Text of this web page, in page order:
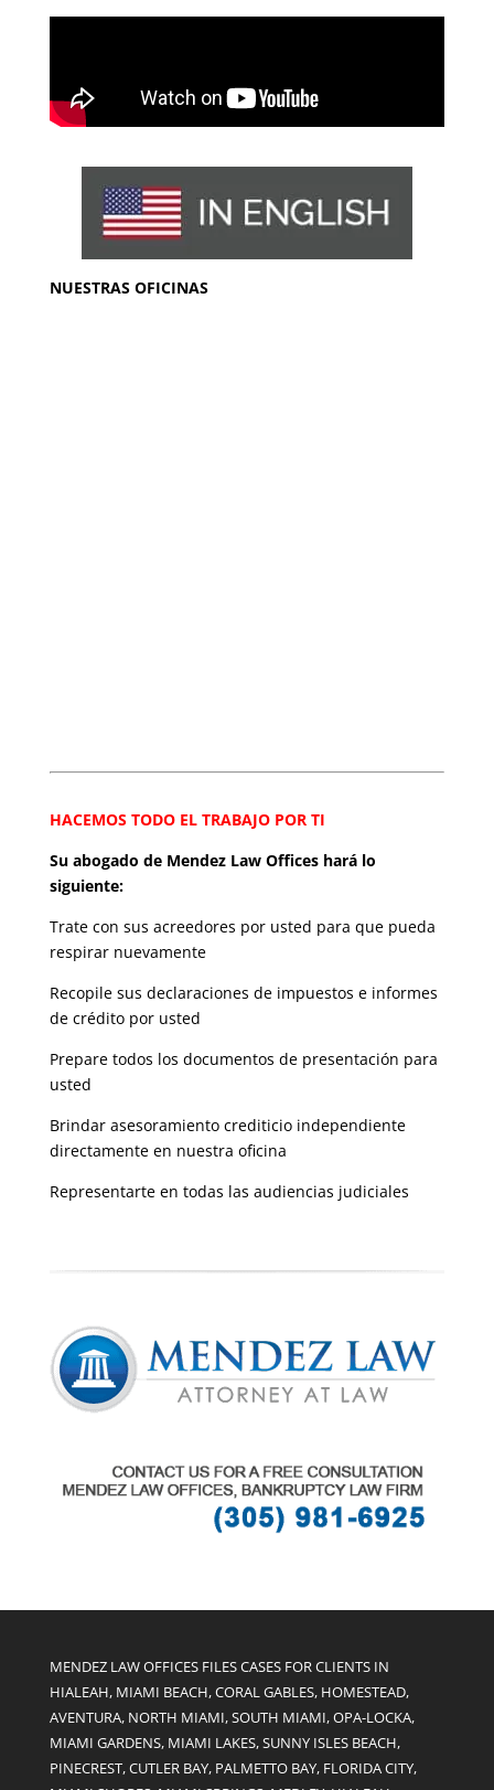
NUESTRAS OFICINAS
HACEMOS TODO EL TRABAJO POR TI
Su abogado de Mendez Law Offices hará lo
siguiente:
Trate con sus acreedores por usted para que pueda
respirar nuevamente
Recopile sus declaraciones de impuestos e informes
de crédito por usted
Prepare todos los documentos de presentación para
usted
Brindar asesoramiento crediticio independiente
directamente en nuestra oficina
Representarte en todas las audiencias judiciales
MENDEZ LAW OFFICES FILES CASES FOR CLIENTS IN
HIALEAH, MIAMI BEACH, CORAL GABLES, HOMESTEAD,
AVENTURA, NORTH MIAMI, SOUTH MIAMI, OPA-LOCKA,
MIAMI GARDENS, MIAMI LAKES, SUNNY ISLES BEACH,
PINECREST, CUTLER BAY, PALMETTO BAY, FLORIDA CITY,